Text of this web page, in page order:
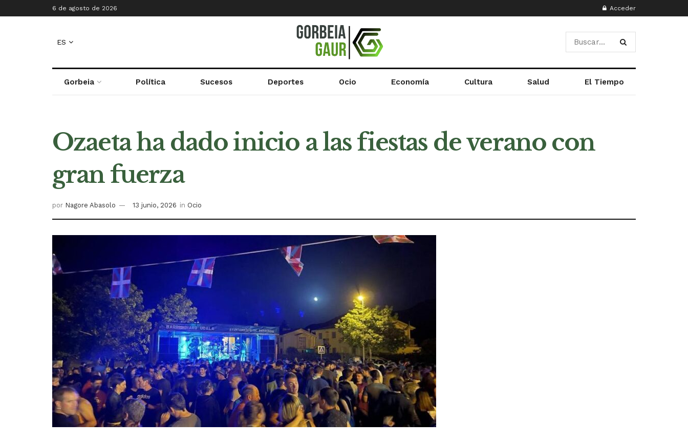
6 de agosto de 2026 Acceder
ES
Gorbeia Política Sucesos Deportes Ocio Economía Cultura Salud El Tiempo
Ozaeta ha dado inicio a las fiestas de verano con
gran fuerza
por Nagore Abasolo 13 junio, 2026 in Ocio